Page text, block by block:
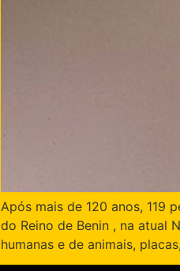
Após mais de 120 anos, 119
do Reino de Benin , na atual
humanas e de animais,